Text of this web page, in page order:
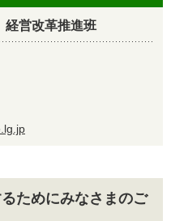
営改革推進班
ためにみなさまのご